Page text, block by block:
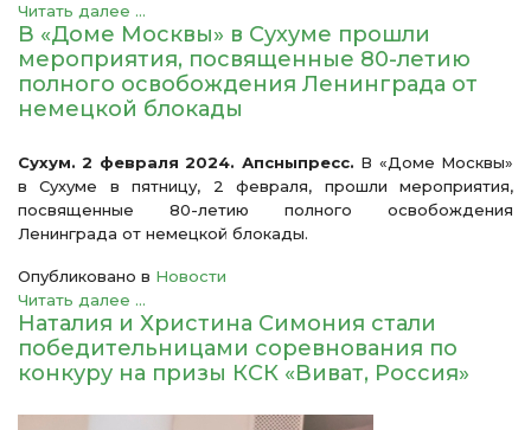
Читать далее ...
В «Доме Москвы» в Сухуме прошли
мероприятия, посвященные 80-летию
полного освобождения Ленинграда от
немецкой блокады
Сухум. 2 февраля 2024. Апсныпресс. В «Доме Москвы»
в Сухуме в пятницу, 2 февраля, прошли мероприятия,
посвященные 80-летию полного освобождения
Ленинграда от немецкой блокады.
Опубликовано в Новости
Читать далее ...
Наталия и Христина Симония стали
победительницами соревнования по
конкуру на призы КСК «Виват, Россия»